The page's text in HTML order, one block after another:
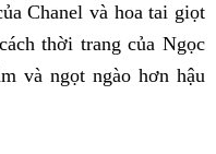
Chanel và hoa tai giọt
thời trang của Ngọc
và ngọt ngào hơn hậu